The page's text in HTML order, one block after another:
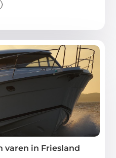
varen in Friesland